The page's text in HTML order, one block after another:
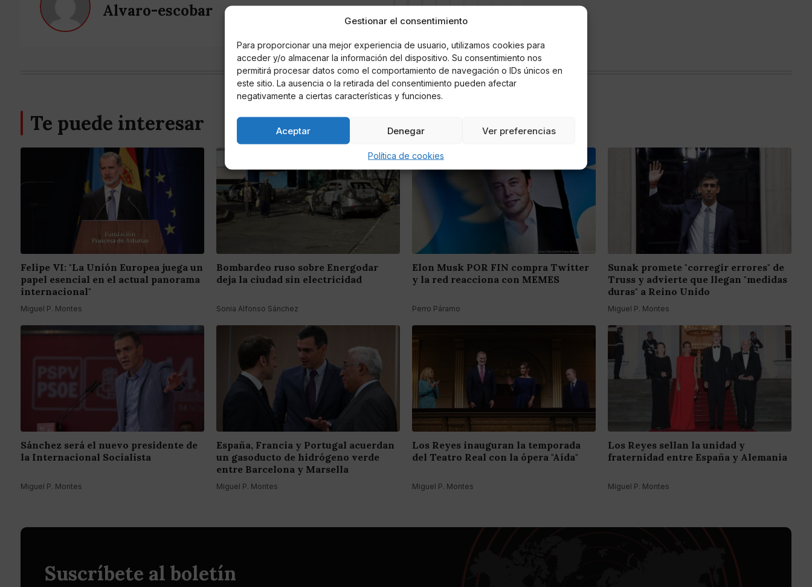
Gestionar el consentimiento
Para proporcionar una mejor experiencia de usuario, utilizamos cookies para
acceder y/o almacenar la información del dispositivo. Su consentimiento nos
permitirá procesar datos como el comportamiento de navegación o IDs únicos en
este sitio. La ausencia o la retirada del consentimiento pueden afectar
negativamente a ciertas características y funciones.
Aceptar Denegar Ver preferencias
Política de cookies
Alvaro-escobar
Te puede interesar
Felipe VI: "La Unión Europea juega un
papel esencial en el actual panorama
internacional"
Miguel P. Montes
Bombardeo ruso sobre Energodar
deja la ciudad sin electricidad
Sonia Alfonso Sánchez
Elon Musk POR FIN compra Twitter
y la red reacciona con MEMES
Perro Páramo
Sunak promete "corregir errores" de
Truss y advierte que llegan "medidas
duras" a Reino Unido
Miguel P. Montes
Sánchez será el nuevo presidente de
la Internacional Socialista
Miguel P. Montes
España, Francia y Portugal acuerdan
un gasoducto de hidrógeno verde
entre Barcelona y Marsella
Miguel P. Montes
Los Reyes inauguran la temporada
del Teatro Real con la ópera "Aída"
Miguel P. Montes
Los Reyes sellan la unidad y
fraternidad entre España y Alemania
Miguel P. Montes
Suscríbete al boletín